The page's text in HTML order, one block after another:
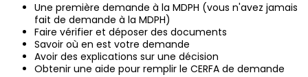
Une première demande à la MDPH (vous n'avez jamais
fait de demande à la MDPH)
Faire vérifier et déposer des documents
Savoir où en est votre demande
Avoir des explications sur une décision
Obtenir une aide pour remplir le CERFA de demande